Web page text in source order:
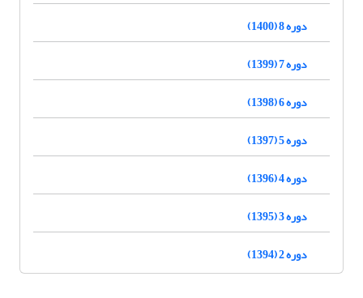
دوره 8 (1400)
دوره 7 (1399)
دوره 6 (1398)
دوره 5 (1397)
دوره 4 (1396)
دوره 3 (1395)
دوره 2 (1394)